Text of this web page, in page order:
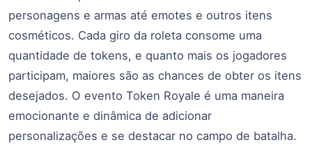
personagens e armas até emotes e outros itens
cosméticos. Cada giro da roleta consome uma
quantidade de tokens, e quanto mais os jogadores
participam, maiores são as chances de obter os itens
desejados. O evento Token Royale é uma maneira
emocionante e dinâmica de adicionar
personalizações e se destacar no campo de batalha.